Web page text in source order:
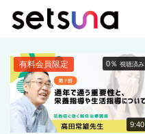
9:40
0％視聴済み
有料会員限定